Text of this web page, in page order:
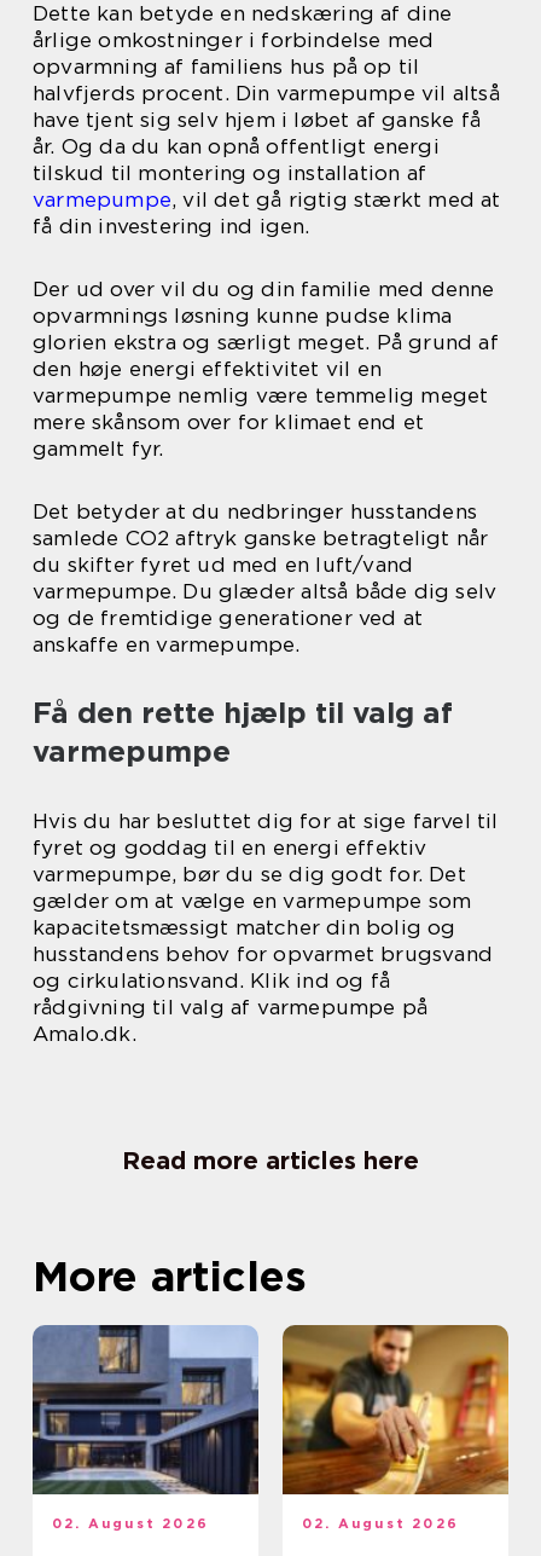
Dette kan betyde en nedskæring af dine
årlige omkostninger i forbindelse med
opvarmning af familiens hus på op til
halvfjerds procent. Din varmepumpe vil altså
have tjent sig selv hjem i løbet af ganske få
år. Og da du kan opnå offentligt energi
tilskud til montering og installation af
varmepumpe, vil det gå rigtig stærkt med at
få din investering ind igen.
Der ud over vil du og din familie med denne
opvarmnings løsning kunne pudse klima
glorien ekstra og særligt meget. På grund af
den høje energi effektivitet vil en
varmepumpe nemlig være temmelig meget
mere skånsom over for klimaet end et
gammelt fyr.
Det betyder at du nedbringer husstandens
samlede CO2 aftryk ganske betragteligt når
du skifter fyret ud med en luft/vand
varmepumpe. Du glæder altså både dig selv
og de fremtidige generationer ved at
anskaffe en varmepumpe.
Få den rette hjælp til valg af
varmepumpe
Hvis du har besluttet dig for at sige farvel til
fyret og goddag til en energi effektiv
varmepumpe, bør du se dig godt for. Det
gælder om at vælge en varmepumpe som
kapacitetsmæssigt matcher din bolig og
husstandens behov for opvarmet brugsvand
og cirkulationsvand. Klik ind og få
rådgivning til valg af varmepumpe på
Amalo.dk.
Read more articles here
More articles
02. August 2026 02. August 2026